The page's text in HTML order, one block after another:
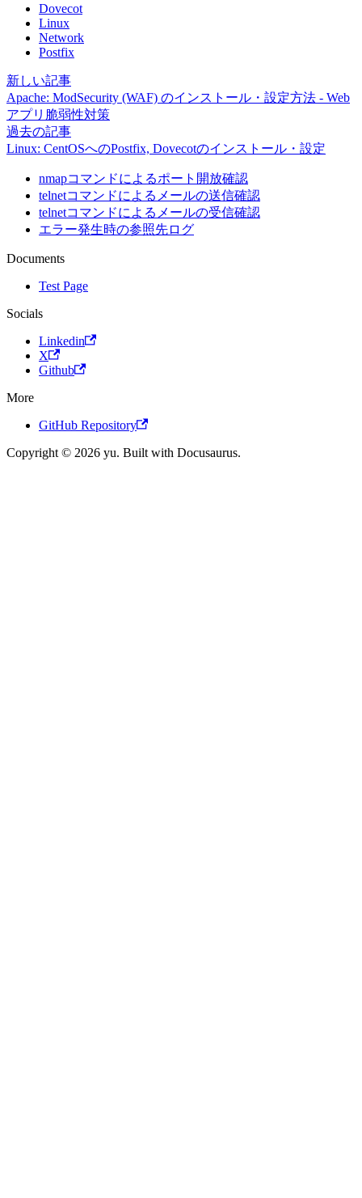
Dovecot
Linux
Network
Postfix
新しい記事
Apache: ModSecurity (WAF) のインストール・設定方法 - Web
アプリ脆弱性対策
過去の記事
Linux: CentOSへのPostfix, Dovecotのインストール・設定
nmapコマンドによるポート開放確認
telnetコマンドによるメールの送信確認
telnetコマンドによるメールの受信確認
エラー発生時の参照先ログ
Documents
Test Page
Socials
Linkedin
X
Github
More
GitHub Repository
Copyright © 2026 yu. Built with Docusaurus.